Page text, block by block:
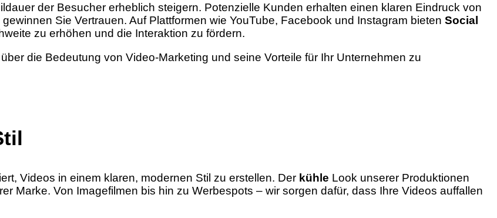
der Besucher erheblich steigern. Potenzielle Kunden erhalten einen klaren Eindruck von
Sie Vertrauen. Auf Plattformen wie YouTube, Facebook und Instagram bieten Social
zu erhöhen und die Interaktion zu fördern.
die Bedeutung von Video-Marketing und seine Vorteile für Ihr Unternehmen zu
Videos in einem klaren, modernen Stil zu erstellen. Der kühle Look unserer Produktionen
Marke. Von Imagefilmen bis hin zu Werbespots – wir sorgen dafür, dass Ihre Videos auffallen